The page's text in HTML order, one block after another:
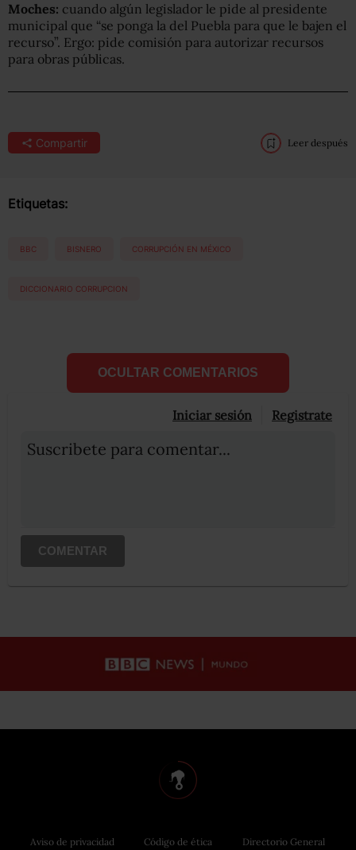
Moches: cuando algún legislador le pide al presidente
municipal que “se ponga la del Puebla para que le bajen el
recurso”. Ergo: pide comisión para autorizar recursos
para obras públicas.
Compartir Leer después
Etiquetas:
BBC BISNERO CORRUPCIÓN EN MÉXICO
DICCIONARIO CORRUPCION
OCULTAR COMENTARIOS
Iniciar sesión Registrate
Suscribete para comentar...
COMENTAR
Aviso de privacidad Código de ética Directorio General